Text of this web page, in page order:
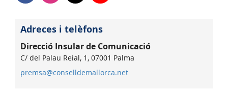
Adreces i telèfons
Direcció Insular de Comunicació
C/ del Palau Reial, 1, 07001 Palma
premsa@conselldemallorca.net